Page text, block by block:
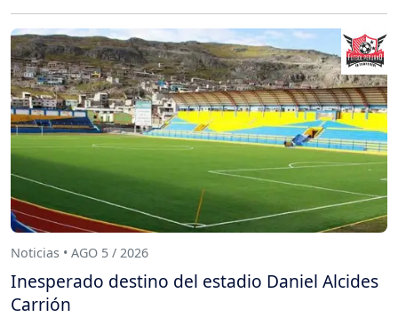
Noticias • AGO 5 / 2026
Inesperado destino del estadio Daniel Alcides
Carrión